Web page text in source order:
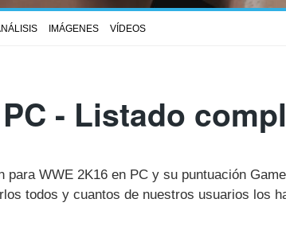
IMÁGENES VÍDEOS
- Listado
WWE 2K16 en PC y su puntuación
todos y cuantos de nuestros usuarios los